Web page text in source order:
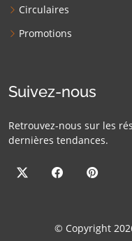
Circulaires
Promotions
Suivez-nous
Retrouvez-nous sur les
dernières tendances.
© Copyright